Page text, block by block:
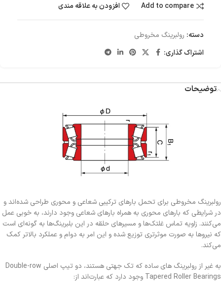
Add to compare افزودن به علاقه مندی
دسته: رولبرینگ‌ مخروطی
اشتراک گذاری:
توضیحات
رولبرینگ مخروطی برای تحمل بارهای ترکیبی شعاعی و محوری طراحی شده‌اند و
در شرایطی که بارهای محوری به همراه بارهای شعاعی وجود دارند، به خوبی عمل
می‌کنند. زاویه تماس غلتک‌ها و مسیرهای حلقه در این بلبرینگ‌ها به گونه‌ای است
که نیروها به صورت موثرتری توزیع شده و این امر به دوام و عملکرد بالاتر کمک
می‌کند.
به غیر از رولبرینگ های ساده که تک جهتی هستند، دو تیپ اصلی Double-row
Tapered Roller Bearings وجود دارد که عبارت‌اند از: